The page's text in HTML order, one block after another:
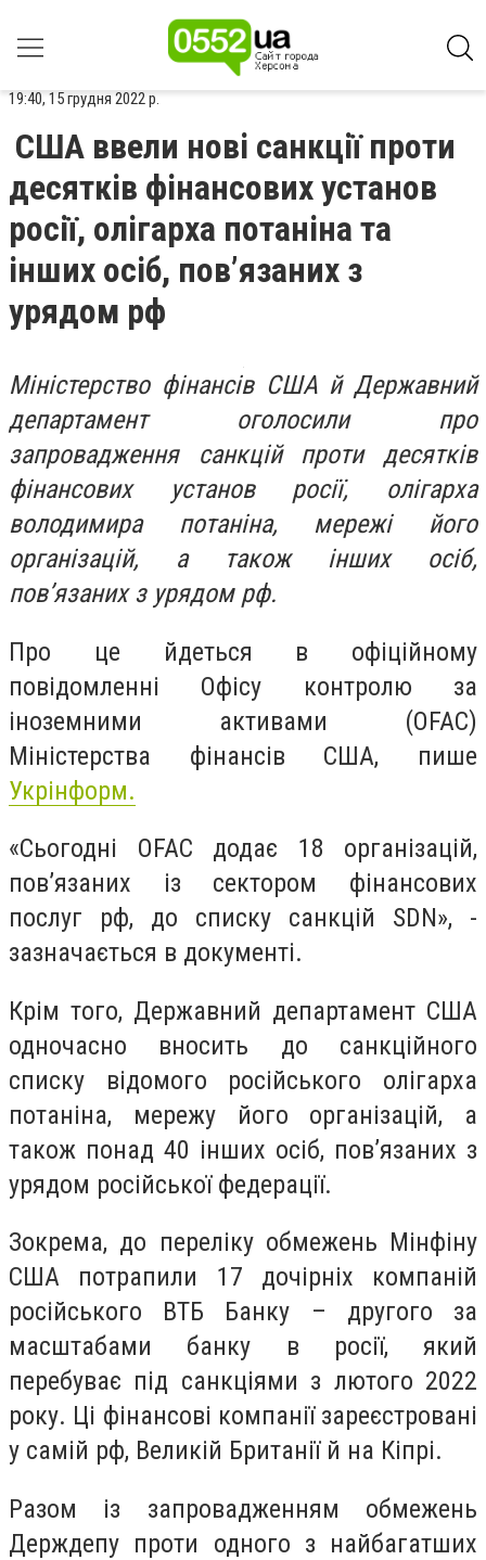
19:40, 15 грудня 2022 р.
США ввели нові санкції проти
десятків фінансових установ
росії, олігарха потаніна та
інших осіб, пов’язаних з
урядом рф
Міністерство фінансів США й Державний
департамент оголосили про
запровадження санкцій проти десятків
фінансових установ росії, олігарха
володимира потаніна, мережі його
організацій, а також інших осіб,
пов’язаних з урядом рф.
Про це йдеться в офіційному
повідомленні Офісу контролю за
іноземними активами (OFAC)
Міністерства фінансів США, пише
Укрінформ.
«Сьогодні OFAC додає 18 організацій,
пов’язаних із сектором фінансових
послуг рф, до списку санкцій SDN», -
зазначається в документі.
Крім того, Державний департамент США
одночасно вносить до санкційного
списку відомого російського олігарха
потаніна, мережу його організацій, а
також понад 40 інших осіб, пов’язаних з
урядом російської федерації.
Зокрема, до переліку обмежень Мінфіну
США потрапили 17 дочірніх компаній
російського ВТБ Банку – другого за
масштабами банку в росії, який
перебуває під санкціями з лютого 2022
року. Ці фінансові компанії зареєстровані
у самій рф, Великій Британії й на Кіпрі.
Разом із запровадженням обмежень
Держдепу проти одного з найбагатших